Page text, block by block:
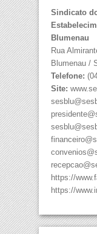
Sindicato
Blumenau
Rua
Blumenau /
Telefone:
Site:
https://
https://